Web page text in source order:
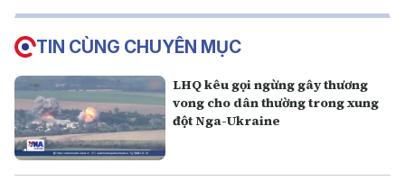
TIN CÙNG CHUYÊN MỤC
LHQ kêu gọi ngừng gây thương
vong cho dân thường trong xung
đột Nga-Ukraine